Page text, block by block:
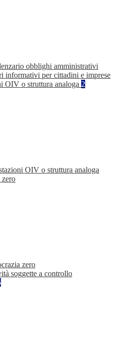
obblighi amministrativi
informativi per cittadini e imprese
OIV o struttura analoga 2
OIV o struttura analoga
zero
zero
soggette a controllo